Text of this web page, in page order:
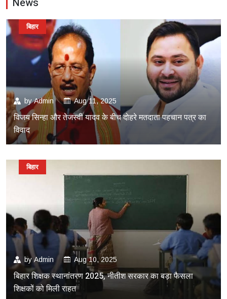
byAdmin Aug 11, 2025
विजय सिन्हा और तेजस्वी यादव के बीच दोहरे मतदाता पहचान पत्र का
विवाद
बिहार
byAdmin Aug 10, 2025
बिहार शिक्षक स्थानांतरण 2025, नीतीश सरकार का बड़ा फैसला
शिक्षकों को मिली राहत
बिहार